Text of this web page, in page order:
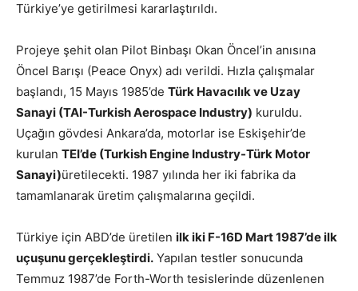
Türkiye’ye getirilmesi kararlaştırıldı.
Projeye şehit olan Pilot Binbaşı Okan Öncel’in anısına
Öncel Barışı (Peace Onyx) adı verildi. Hızla çalışmalar
başlandı, 15 Mayıs 1985’de Türk Havacılık ve Uzay
Sanayi (TAI-Turkish Aerospace Industry) kuruldu.
Uçağın gövdesi Ankara’da, motorlar ise Eskişehir’de
kurulan TEI’de (Turkish Engine Industry-Türk Motor
Sanayi)üretilecekti. 1987 yılında her iki fabrika da
tamamlanarak üretim çalışmalarına geçildi.
Türkiye için ABD’de üretilen ilk iki F-16D Mart 1987’de ilk
uçuşunu gerçekleştirdi. Yapılan testler sonucunda
Temmuz 1987’de Forth-Worth tesislerinde düzenlenen